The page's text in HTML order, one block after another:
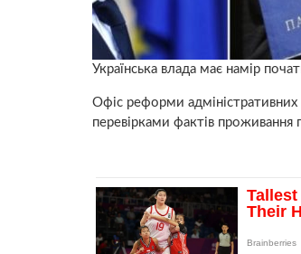
Українська влада має намір
Офіс реформи адміністративних
перевірками фактів проживання